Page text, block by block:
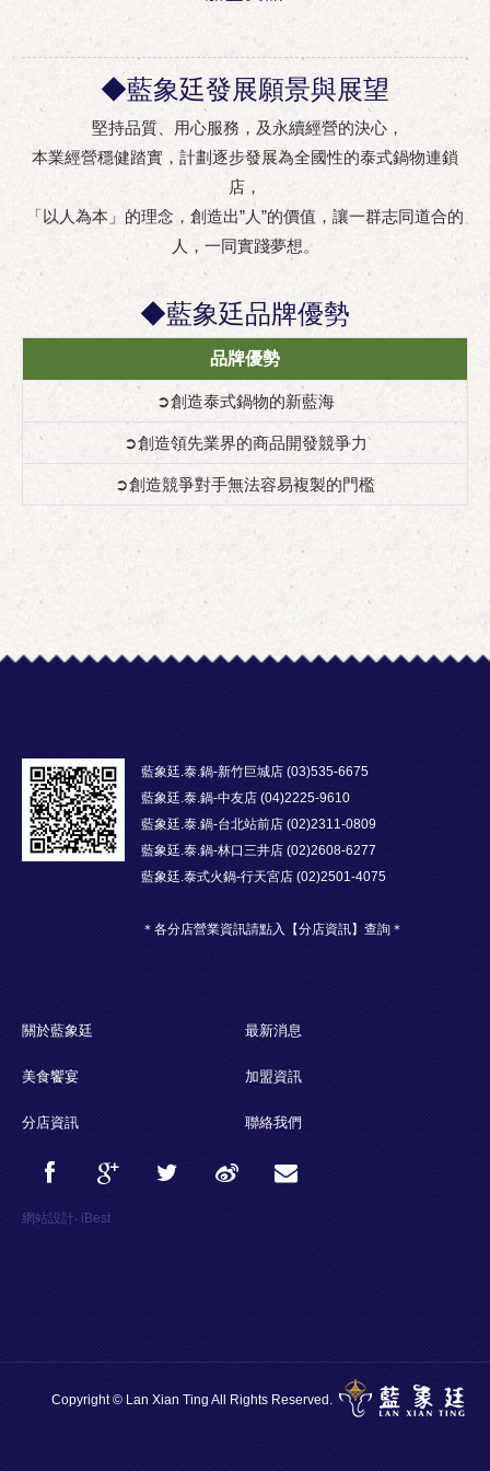
◆藍象廷發展願景與展望
堅持品質、用心服務，及永續經營的決心，
本業經營穩健踏實，計劃逐步發展為全國性的泰式鍋物連鎖
店，
「以人為本」的理念，創造出”人”的價值，讓一群志同道合的
人，一同實踐夢想。
◆藍象廷品牌優勢
品牌優勢
➲創造泰式鍋物的新藍海
➲創造領先業界的商品開發競爭力
➲創造競爭對手無法容易複製的門檻
藍象廷.泰.鍋-新竹巨城店 (03)535-6675
藍象廷.泰.鍋-中友店 (04)2225-9610
藍象廷.泰.鍋-台北站前店 (02)2311-0809
藍象廷.泰.鍋-林口三井店 (02)2608-6277
藍象廷.泰式火鍋-行天宮店 (02)2501-4075
＊各分店營業資訊請點入【分店資訊】查詢＊
關於藍象廷 最新消息
美食饗宴 加盟資訊
分店資訊 聯絡我們
網站設計‧ iBest
Copyright © Lan Xian Ting All Rights Reserved.